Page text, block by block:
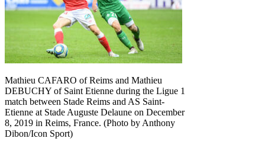
Mathieu CAFARO of Reims and Mathieu
DEBUCHY of Saint Etienne during the Ligue 1
match between Stade Reims and AS Saint-
Etienne at Stade Auguste Delaune on December
8, 2019 in Reims, France. (Photo by Anthony
Dibon/Icon Sport)